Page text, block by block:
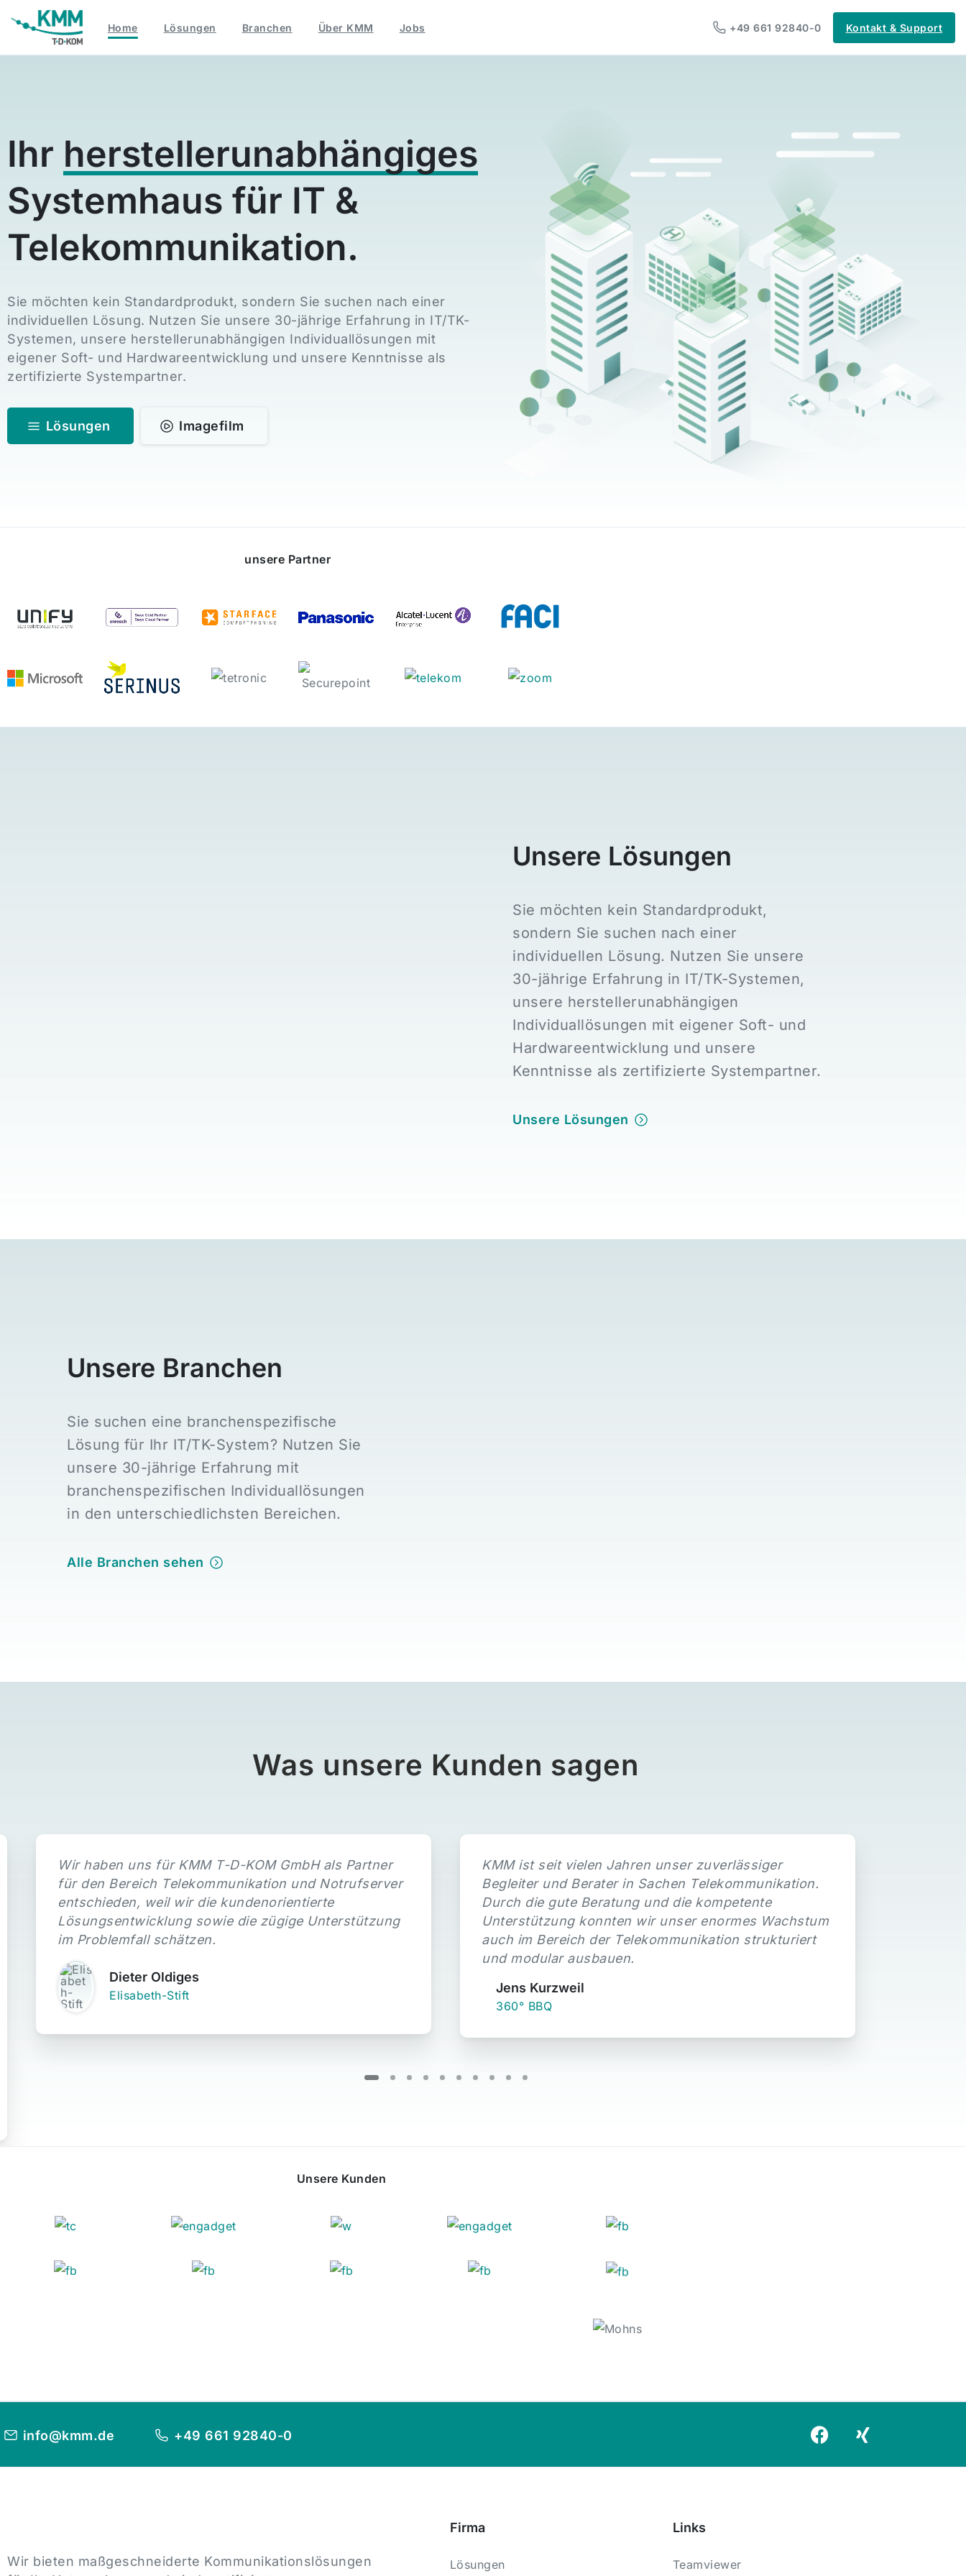
Home Lösungen Branchen Über KMM Jobs +49 661 92840-0 Kontakt & Support
Ihr herstellerunabhängiges
Systemhaus für IT &
Telekommunikation.
Sie möchten kein Standardprodukt, sondern Sie suchen nach einer
individuellen Lösung. Nutzen Sie unsere 30-jährige Erfahrung in IT/TK-
Systemen, unsere herstellerunabhängigen Individuallösungen mit
eigener Soft- und Hardwareentwicklung und unsere Kenntnisse als
zertifizierte Systempartner.
Lösungen Imagefilm
unsere Partner
Unsere Lösungen
Sie möchten kein Standardprodukt,
sondern Sie suchen nach einer
individuellen Lösung. Nutzen Sie unsere
30-jährige Erfahrung in IT/TK-Systemen,
unsere herstellerunabhängigen
Individuallösungen mit eigener Soft- und
Hardwareentwicklung und unsere
Kenntnisse als zertifizierte Systempartner.
Unsere Lösungen
Unsere Branchen
Sie suchen eine branchenspezifische
Lösung für Ihr IT/TK-System? Nutzen Sie
unsere 30-jährige Erfahrung mit
branchenspezifischen Individuallösungen
in den unterschiedlichsten Bereichen.
Alle Branchen sehen
Was unsere Kunden sagen
Wir haben uns für KMM T-D-KOM GmbH als Partner
für den Bereich Telekommunikation und Notrufserver
entschieden, weil wir die kundenorientierte
Lösungsentwicklung sowie die zügige Unterstützung
im Problemfall schätzen.
Dieter Oldiges
Elisabeth-Stift
KMM ist seit vielen Jahren unser zuverlässiger
Begleiter und Berater in Sachen Telekommunikation.
Durch die gute Beratung und die kompetente
Unterstützung konnten wir unser enormes Wachstum
auch im Bereich der Telekommunikation strukturiert
und modular ausbauen.
Jens Kurzweil
360° BBQ
Unsere Kunden
info@kmm.de +49 661 92840-0
Wir bieten maßgeschneiderte Kommunikationslösungen
Firma
Lösungen
Links
Teamviewer